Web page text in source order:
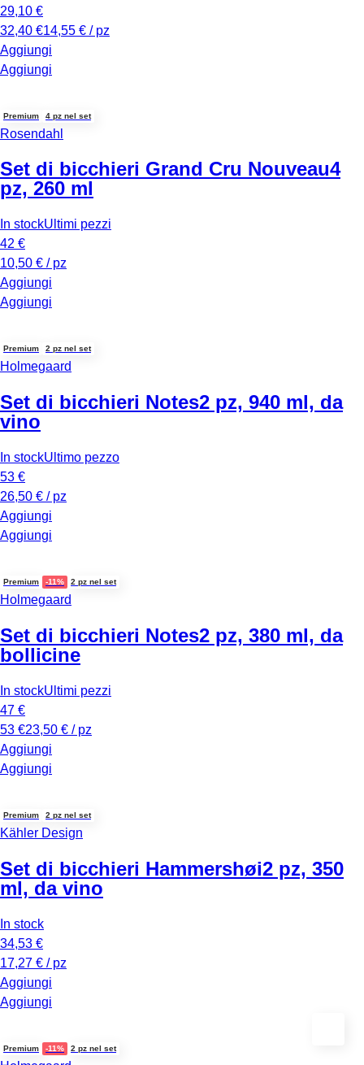
29,10 €
32,40 €14,55 € / pz
Aggiungi
Aggiungi
Premium 4 pz nel set
Rosendahl
Set di bicchieri Grand Cru Nouveau4
pz, 260 ml
In stockUltimi pezzi
42 €
10,50 € / pz
Aggiungi
Aggiungi
Premium 2 pz nel set
Holmegaard
Set di bicchieri Notes2 pz, 940 ml, da
vino
In stockUltimo pezzo
53 €
26,50 € / pz
Aggiungi
Aggiungi
Premium -11% 2 pz nel set
Holmegaard
Set di bicchieri Notes2 pz, 380 ml, da
bollicine
In stockUltimi pezzi
47 €
53 €23,50 € / pz
Aggiungi
Aggiungi
Premium 2 pz nel set
Kähler Design
Set di bicchieri Hammershøi2 pz, 350
ml, da vino
In stock
34,53 €
17,27 € / pz
Aggiungi
Aggiungi
Premium -11% 2 pz nel set